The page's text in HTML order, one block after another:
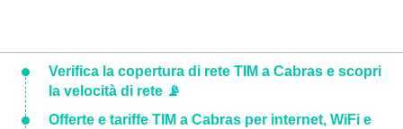
Verifica la copertura di rete TIM a Cabras e scopri
la velocità di rete 📡
Offerte e tariffe TIM a Cabras per internet, WiFi e